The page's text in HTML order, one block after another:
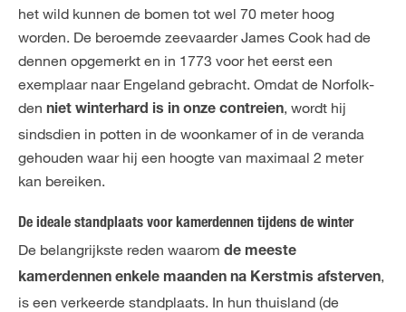
het wild kunnen de bomen tot wel 70 meter hoog
worden. De beroemde zeevaarder James Cook had de
dennen opgemerkt en in 1773 voor het eerst een
exemplaar naar Engeland gebracht. Omdat de Norfolk-
den niet winterhard is in onze contreien, wordt hij
sindsdien in potten in de woonkamer of in de veranda
gehouden waar hij een hoogte van maximaal 2 meter
kan bereiken.
De ideale standplaats voor kamerdennen tijdens de winter
De belangrijkste reden waarom de meeste
kamerdennen enkele maanden na Kerstmis afsterven,
is een verkeerde standplaats. In hun thuisland (de